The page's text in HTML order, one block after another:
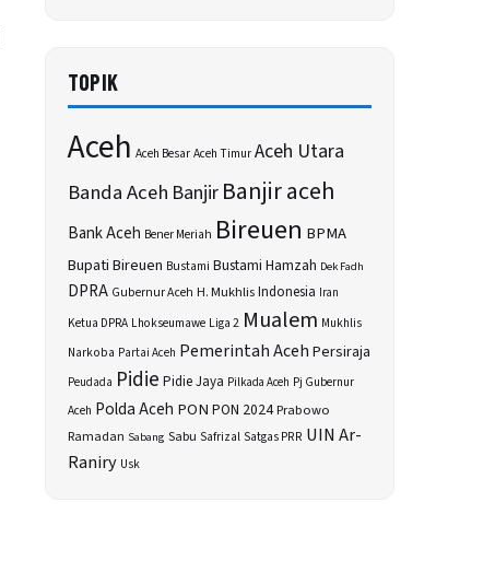
TOPIK
Aceh Aceh BesarAceh TimurAceh Utara
Banda Aceh BanjirBanjir aceh
Bank Aceh Bener Meriah Bireuen BPMA
Bupati Bireuen Bustami Bustami Hamzah Dek Fadh
DPRA Gubernur Aceh H. MukhlisIndonesia Iran
Ketua DPRA Lhokseumawe Liga 2 Mualem Mukhlis
Narkoba Partai Aceh Pemerintah AcehPersiraja
Peudada Pidie Pidie Jaya Pilkada Aceh Pj Gubernur
Aceh Polda Aceh PON PON 2024Prabowo
Ramadan Sabang Sabu Safrizal Satgas PRR UIN Ar-
Raniry Usk